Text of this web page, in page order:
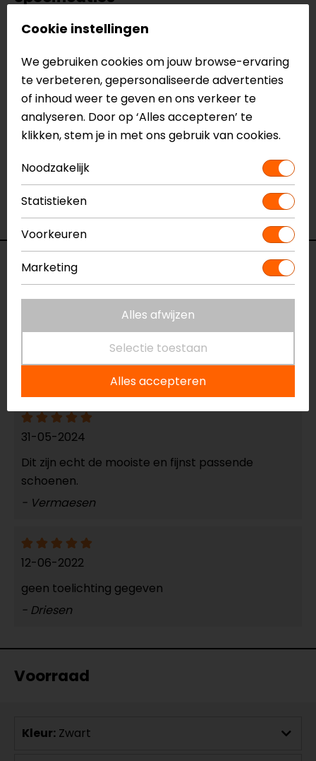
Naam
Neo Motorschoenen
Merk
John Doe
Kleur
Zwart
Hoofdsluiting
Veters, Rits
Materiaal
Textiel, Leer
Rijstijl
Urban
Schachthoogte
Ventilatie
Waterdicht
Nee
Reviews (3)
03-09-2025
31-05-2024
Dit zijn echt de mooiste en fijnst passende
schoenen.
- Vermaesen
12-06-2022
geen toelichting gegeven
- Driesen
Voorraad
Kleur: Zwart
Cookie instellingen
We gebruiken cookies om jouw browse-ervaring
te verbeteren, gepersonaliseerde advertenties
of inhoud weer te geven en ons verkeer te
analyseren. Door op ‘Alles accepteren’ te
klikken, stem je in met ons gebruik van cookies.
Noodzakelijk
Statistieken
Voorkeuren
Marketing
Alles afwijzen
Selectie toestaan
Alles accepteren